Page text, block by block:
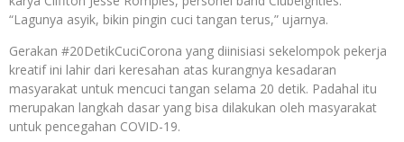
“Lagunya asyik, bikin pingin cuci tangan terus,” ujarnya.
Gerakan #20DetikCuciCorona yang diinisiasi sekelompok pekerja
kreatif ini lahir dari keresahan atas kurangnya kesadaran
masyarakat untuk mencuci tangan selama 20 detik. Padahal itu
merupakan langkah dasar yang bisa dilakukan oleh masyarakat
untuk pencegahan COVID-19.